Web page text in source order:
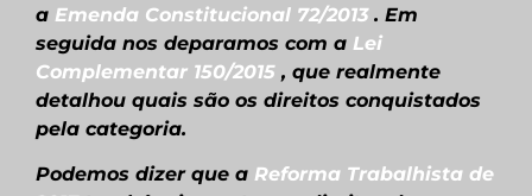
a Emenda Constitucional 72/2013 . Em
seguida nos deparamos com a Lei
Complementar 150/2015 , que realmente
detalhou quais são os direitos conquistados
pela categoria.
Podemos dizer que a Reforma Trabalhista de